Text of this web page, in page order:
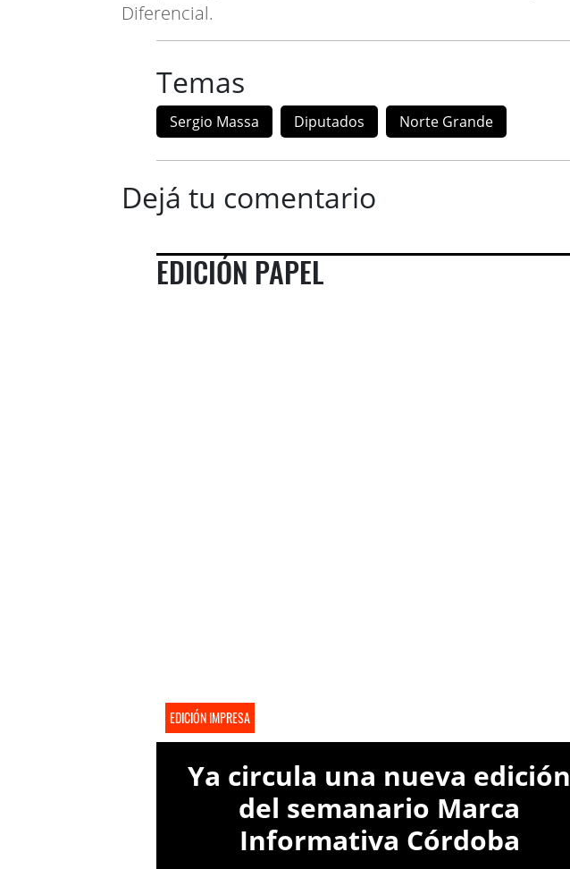
Diferencial.
Temas
Sergio Massa Diputados Norte Grande
Dejá tu comentario
EDICIÓN PAPEL
EDICIÓN IMPRESA
Ya circula una nueva edición
del semanario Marca
Informativa Córdoba